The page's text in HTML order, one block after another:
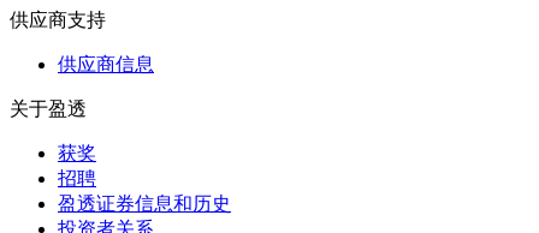
供应商支持
供应商信息
关于盈透
获奖
招聘
盈透证券信息和历史